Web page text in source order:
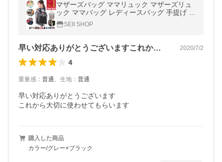
マザーズバッグ ママリュック マザーズリュ
ック ママバッグ レディースバッグ 手提げ 撥
水 大容量 軽量 出産 入院 出産祝い 送料無
料 SEII SHOP
早い対応ありがとうございますこれから大… 2020/7/2
4
重量感 ： 普通、 生地 ： 普通
早い対応ありがとうございます
これから大切に使わせてもらいます
購入した商品
カラー/グレー×ブラック